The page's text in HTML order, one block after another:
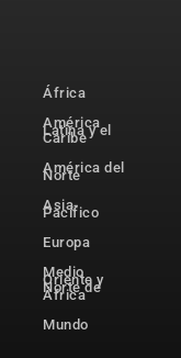
África
América
Latina y el
Caribe
América del
Norte
Asia-
Pacífico
Europa
Medio
Oriente y
Norte de
África
Mundo